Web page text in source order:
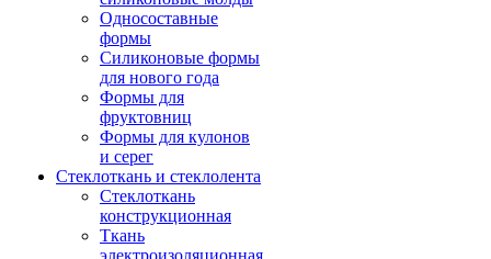
Односоставные
формы
Силиконовые формы
для нового года
Формы для
фруктовниц
Формы для кулонов
и серег
Стеклоткань и стеклолента
Стеклоткань
конструкционная
Ткань
электроизоляционная